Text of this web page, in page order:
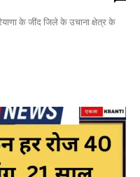
के जींद जिले के उचाना क्षेत्र के